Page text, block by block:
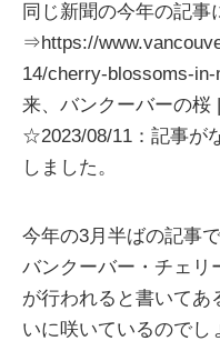
同じ新聞の今年の記事
⇒https://
14/cherry-blossoms-
来、バンクーバーの
☆2023/08/11：記事が
しました。
今年の3月半ばの記事
バンクーバー・チェリ
が行われると書いてあ
いに咲いているのでし